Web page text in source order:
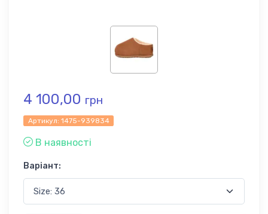
4 100,00 грн
Артикул: 1475-939834
В наявності
Варіант: